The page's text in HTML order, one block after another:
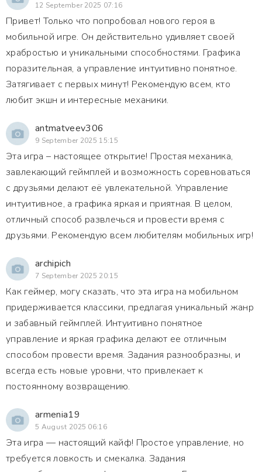
12 September 2025 07:16
Привет! Только что попробовал нового героя в
мобильной игре. Он действительно удивляет своей
храбростью и уникальными способностями. Графика
поразительная, а управление интуитивно понятное.
Затягивает с первых минут! Рекомендую всем, кто
любит экшн и интересные механики.
antmatveev306
9 September 2025 15:15
Эта игра – настоящее открытие! Простая механика,
завлекающий геймплей и возможность соревноваться
с друзьями делают её увлекательной. Управление
интуитивное, а графика яркая и приятная. В целом,
отличный способ развлечься и провести время с
друзьями. Рекомендую всем любителям мобильных игр!
archipich
7 September 2025 20:15
Как геймер, могу сказать, что эта игра на мобильном
придерживается классики, предлагая уникальный жанр
и забавный геймплей. Интуитивно понятное
управление и яркая графика делают ее отличным
способом провести время. Задания разнообразны, и
всегда есть новые уровни, что привлекает к
постоянному возвращению.
armenia19
5 August 2025 06:16
Эта игра — настоящий кайф! Простое управление, но
требуется ловкость и смекалка. Задания